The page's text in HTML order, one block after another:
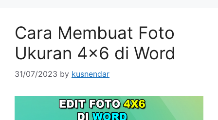
Cara Membuat Foto
Ukuran 4×6 di Word
31/07/2023 by kusnendar